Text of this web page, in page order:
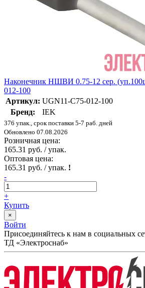
Наконечник НШВИ 0.75-12 сер.
012-100
Артикул: UGN11-C75-012-100
Бренд:
IEK
376 упак., срок поставки 5-7 раб. дней
Обновлено 07.08.2026
Розничная цена:
165.31 руб. / упак.
Оптовая цена:
165.31 руб. / упак. !
-
+
Купить
×
Войти
Присоединяйтесь к нам в социальных
ТД «Электроснаб»